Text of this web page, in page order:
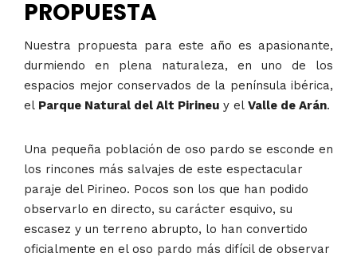
PROPUESTA
Nuestra propuesta para este año es apasionante,
durmiendo en plena naturaleza, en uno de los
espacios mejor conservados de la península ibérica,
el Parque Natural del Alt Pirineu y el Valle de Arán.
Una pequeña población de oso pardo se esconde en
los rincones más salvajes de este espectacular
paraje del Pirineo. Pocos son los que han podido
observarlo en directo, su carácter esquivo, su
escasez y un terreno abrupto, lo han convertido
oficialmente en el oso pardo más difícil de observar